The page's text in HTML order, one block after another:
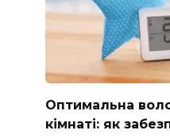
Оптимальна
кімнаті: як